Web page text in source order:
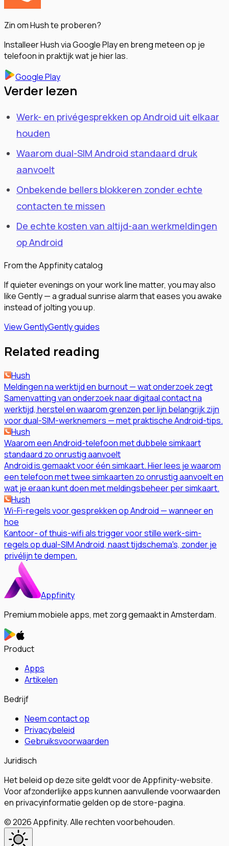
Zin om Hush te proberen?
Installeer Hush via Google Play en breng meteen op je
telefoon in praktijk wat je hier las.
Google Play
Verder lezen
Werk- en privégesprekken op Android uit elkaar
houden
Waarom dual-SIM Android standaard druk
aanvoelt
Onbekende bellers blokkeren zonder echte
contacten te missen
De echte kosten van altijd-aan werkmeldingen
op Android
From the Appfinity catalog
If quieter evenings on your work line matter, you may also
like Gently — a gradual sunrise alarm that eases you awake
instead of jolting you up.
View GentlyGently guides
Related reading
Hush
Meldingen na werktijd en burnout — wat onderzoek zegt
Samenvatting van onderzoek naar digitaal contact na
werktijd, herstel en waarom grenzen per lijn belangrijk zijn
voor dual-SIM-werknemers — met praktische Android-tips.
Hush
Waarom een Android-telefoon met dubbele simkaart
standaard zo onrustig aanvoelt
Android is gemaakt voor één simkaart. Hier lees je waarom
een telefoon met twee simkaarten zo onrustig aanvoelt en
wat je eraan kunt doen met meldingsbeheer per simkaart.
Hush
Wi-Fi-regels voor gesprekken op Android — wanneer en
hoe
Kantoor- of thuis-wifi als trigger voor stille werk-sim-
regels op dual-SIM Android, naast tijdschema's, zonder je
privélijn te dempen.
Appfinity
Premium mobiele apps, met zorg gemaakt in Amsterdam.
Product
Apps
Artikelen
Bedrijf
Neem contact op
Privacybeleid
Gebruiksvoorwaarden
Juridisch
Het beleid op deze site geldt voor de Appfinity-website.
Voor afzonderlijke apps kunnen aanvullende voorwaarden
en privacyinformatie gelden op de store-pagina.
©2026Appfinity.Alle rechten voorbehouden.